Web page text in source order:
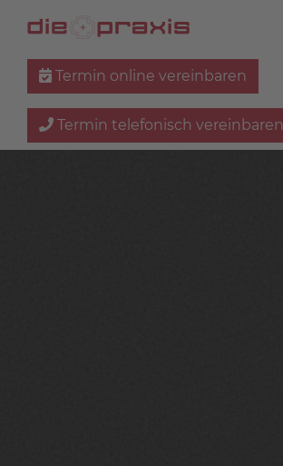
Termin online vereinbaren
Termin telefonisch vereinbaren